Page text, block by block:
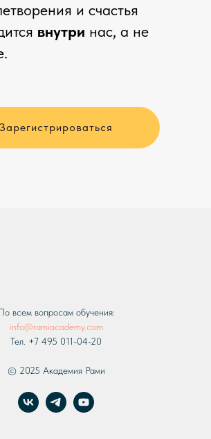
и счастья
внутри нас, а не
Зарегистрироваться
всем вопросам обучения:
info@ramiacademy.com
Тел. +7 495 011-04-20
© 2025 Академия Рами